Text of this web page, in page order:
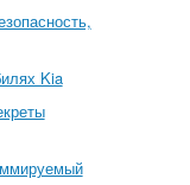
Kia